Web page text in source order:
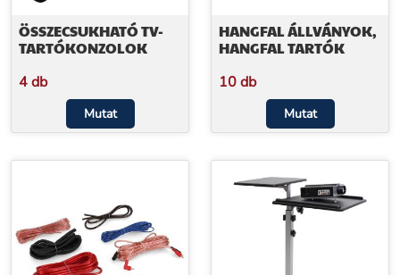
ÖSSZECSUKHATÓ TV-
TARTÓKONZOLOK
4 db
Mutat
HANGFAL ÁLLVÁNYOK,
HANGFAL TARTÓK
10 db
Mutat